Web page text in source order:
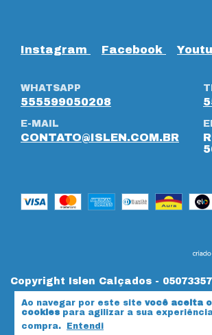
Ao navegar por este site você aceita
cookies para agilizar a sua
compra.
Entendi
Instagram Facebook
WHATSAPP
555599050208
E-MAIL
CONTATO@ISLEN.COM.BR
Copyright Islen Calçados -